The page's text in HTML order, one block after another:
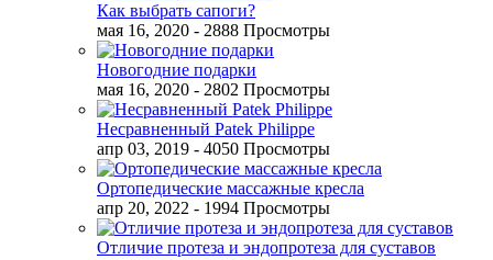
Как выбрать сапоги?
мая 16, 2020 - 2888 Просмотры
Новогодние подарки
мая 16, 2020 - 2802 Просмотры
Несравненный Patek Philippe
апр 03, 2019 - 4050 Просмотры
Ортопедические массажные кресла
апр 20, 2022 - 1994 Просмотры
Отличие протеза и эндопротеза для суставов